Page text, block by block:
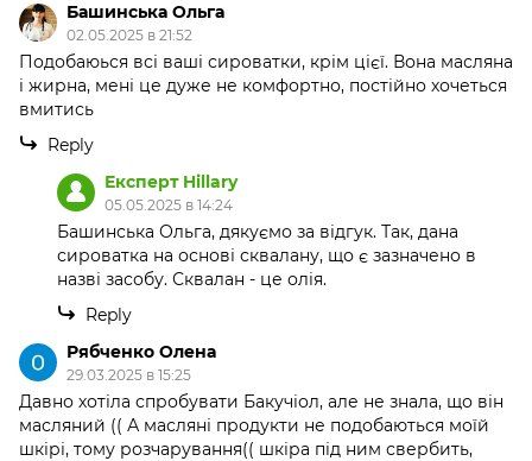
Башинська Ольга
02.05.2025 в 21:52
Подобаюься всі ваші сироватки, крім цієї. Вона масляна
і жирна, мені це дуже не комфортно, постійно хочеться
вмитись
Reply
Експерт Hillary
05.05.2025 в 14:24
Башинська Ольга, дякуємо за відгук. Так, дана
сироватка на основі сквалану, що є зазначено в
назві засобу. Сквалан - це олія.
Reply
Рябченко Олена
29.03.2025 в 15:25
Давно хотіла спробувати Бакучіол, але не знала, що він
масляний (( А масляні продукти не подобаються моїй
шкірі, тому розчарування(( шкіра під ним свербить,